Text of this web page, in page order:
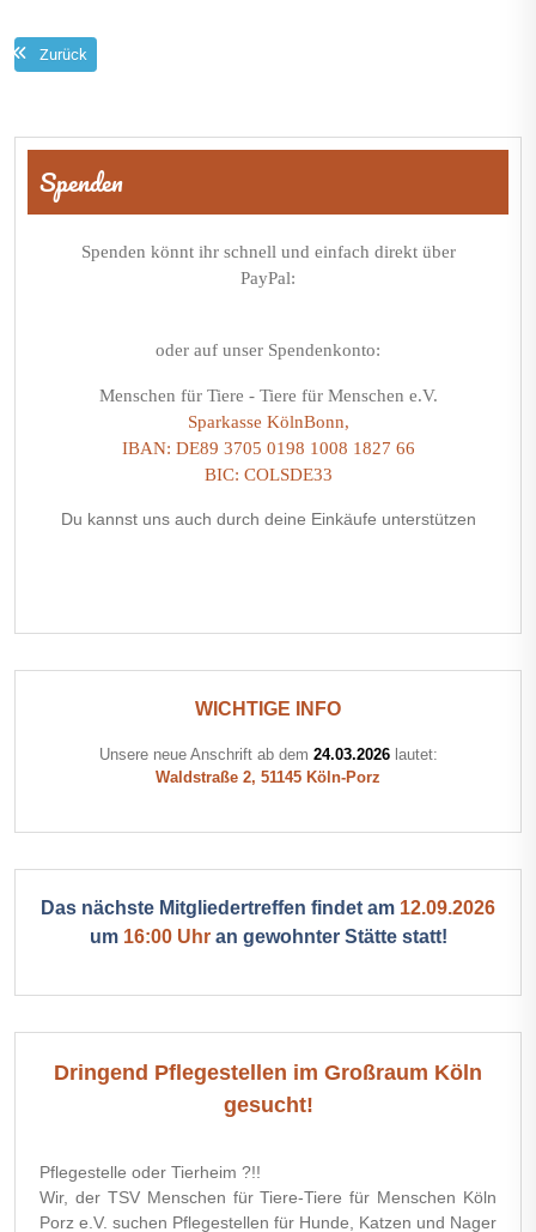
Zurück
Beitragsnavigation
Spenden
Spenden könnt ihr schnell und einfach direkt über
PayPal:
oder auf unser Spendenkonto:
Menschen für Tiere - Tiere für Menschen e.V.
Sparkasse KölnBonn,
IBAN: DE89 3705 0198 1008 1827 66
BIC: COLSDE33
Du kannst uns auch durch deine Einkäufe unterstützen
WICHTIGE INFO
Unsere neue Anschrift ab dem 24.03.2026lautet:
Waldstraße 2, 51145 Köln-Porz
Das nächste Mitgliedertreffen findet am 12.09.2026
um 16:00 Uhran gewohnter Stätte statt!
Dringend Pflegestellen im Großraum Köln
gesucht!
Pflegestelle oder Tierheim ?!!
Wir, der TSV Menschen für Tiere-Tiere für Menschen Köln
Porz e.V. suchen Pflegestellen für Hunde, Katzen und Nager